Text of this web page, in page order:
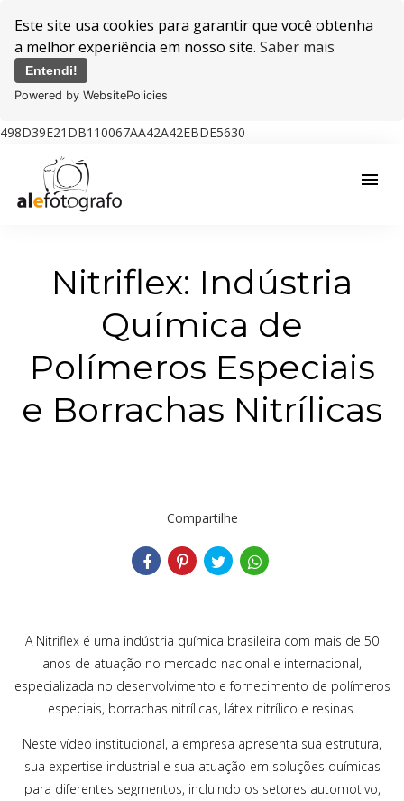
Este site usa cookies para garantir que você obtenha
a melhor experiência em nosso site. Saber mais
Entendi!
Powered by WebsitePolicies
498D39E21DB110067AA42A42EBDE5630
menu
Nitriflex: Indústria
Química de
Polímeros Especiais
e Borrachas Nitrílicas
Compartilhe
A Nitriflex é uma indústria química brasileira com mais de 50
anos de atuação no mercado nacional e internacional,
especializada no desenvolvimento e fornecimento de polímeros
especiais, borrachas nitrílicas, látex nitrílico e resinas.
Neste vídeo institucional, a empresa apresenta sua estrutura,
sua expertise industrial e sua atuação em soluções químicas
para diferentes segmentos, incluindo os setores automotivo,